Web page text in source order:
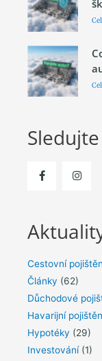
Cestovní
Články (62)
Důchodové
Havarijní
Hypotéky (29)
Investování(1)